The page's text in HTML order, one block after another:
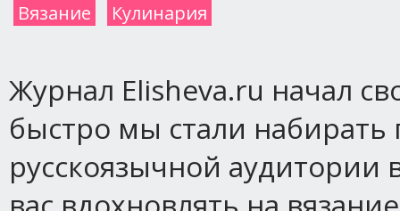
Вязание Кулинария
Журнал Elisheva.ru начал
быстро мы стали набирать
русскоязычной